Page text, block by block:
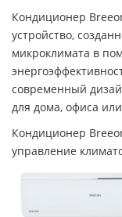
Кондиционер
устройство,
микроклимата в
современный
для дома, офиса
Кондиционер
управление